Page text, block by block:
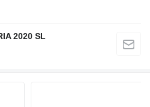
2020 SL